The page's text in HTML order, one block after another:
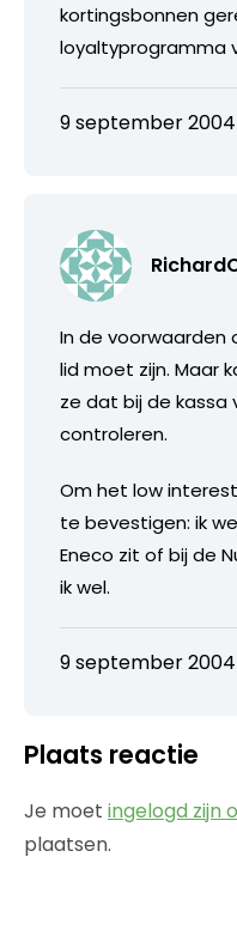
kortingsbonnen
loyaltyprogramma
9 september 2004
In de
lid moet zijn. Maar
ze dat bij de kassa
controleren.
Om het low
te bevestigen: ik
Eneco zit of bij de
ik wel.
9 september 2004
Plaats reactie
Je moet ingelogd zijn
plaatsen.